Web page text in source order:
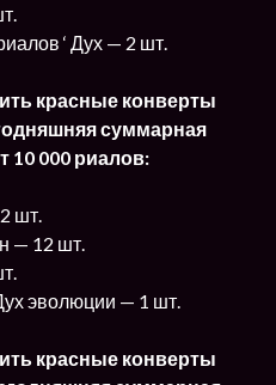
‘ Дух — 2 шт.
красные конверты
суммарная
10 000 риалов:
шт.
— 12 шт.
эволюции — 1 шт.
красные конверты